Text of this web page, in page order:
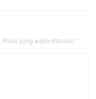
Ruas yang wajib ditandai *